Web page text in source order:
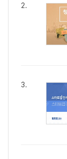
2.
3.